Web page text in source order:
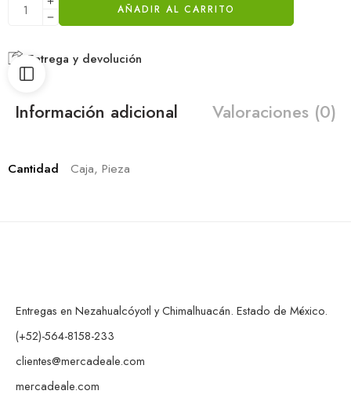
AÑADIR AL CARRITO
Entrega y devolución
Información adicional Valoraciones (0)
Cantidad Caja, Pieza
Entregas en Nezahualcóyotl y Chimalhuacán. Estado de México.
(+52)-564-8158-233
clientes@mercadeale.com
mercadeale.com